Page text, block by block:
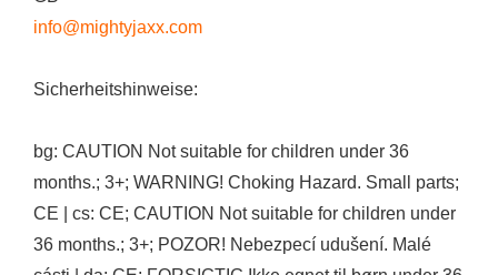
info@mightyjaxx.com
Sicherheitshinweise:
bg: CAUTION Not suitable for children under 36
months.; 3+; WARNING! Choking Hazard. Small parts;
CE | cs: CE; CAUTION Not suitable for children under
36 months.; 3+; POZOR! Nebezpecí udušení. Malé